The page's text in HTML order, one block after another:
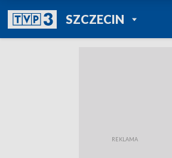
SZCZECINPOWRÓT DO
TVP REGIONY